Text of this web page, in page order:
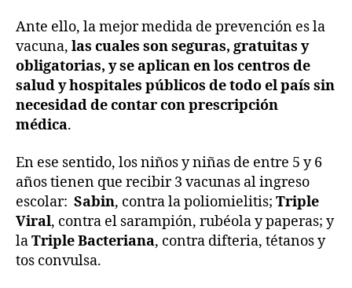
Ante ello, la mejor medida de prevención es la
vacuna, las cuales son seguras, gratuitas y
obligatorias, y se aplican en los centros de
salud y hospitales públicos de todo el país sin
necesidad de contar con prescripción
médica.
En ese sentido, los niños y niñas de entre 5 y 6
años tienen que recibir 3 vacunas al ingreso
escolar: Sabin, contra la poliomielitis; Triple
Viral, contra el sarampión, rubéola y paperas; y
laTriple Bacteriana, contra difteria, tétanos y
tos convulsa.